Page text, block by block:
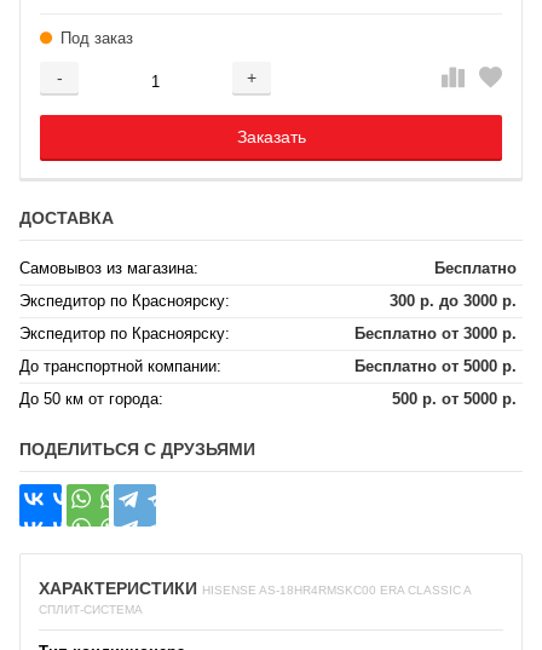
Под заказ
- +
Добавляется...
Заказать
Добавлен
ДОСТАВКА
Самовывоз из магазина:
Бесплатно
Экспедитор по Красноярску:
300 р. до 3000 р.
Экспедитор по Красноярску:
Бесплатно от 3000 р.
До транспортной компании:
Бесплатно от 5000 р.
До 50 км от города:
500 р. от 5000 р.
ПОДЕЛИТЬСЯ С ДРУЗЬЯМИ
ХАРАКТЕРИСТИКИ HISENSE AS-18HR4RMSKC00 ERA CLASSIC A
СПЛИТ-СИСТЕМА